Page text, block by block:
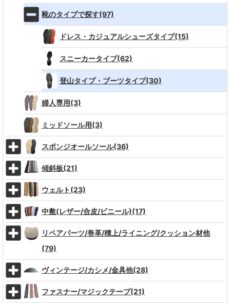
靴のタイプで探す(97)
ドレス・カジュアルシューズタイプ(15)
スニーカータイプ(62)
登山タイプ・ブーツタイプ(30)
婦人専用(3)
ミッドソール用(3)
スポンジオールソール(36)
傾斜板(21)
ウェルト(23)
中敷(レザー/合皮/ビニール)(17)
リペアパーツ/巻革/積上/ライニング/クッション材他
(79)
ヴィンテージ/カシメ/金具他(28)
ファスナー/マジックテープ(21)